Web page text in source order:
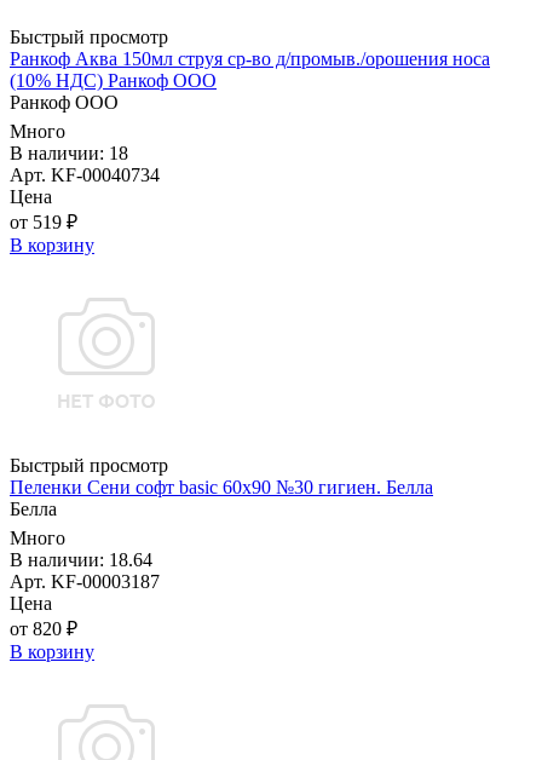
Быстрый просмотр
Ранкоф Аква 150мл струя ср-во д/промыв./орошения носа
(10% НДС) Ранкоф ООО
Ранкоф ООО
Много
В наличии: 18
Арт. KF-00040734
Цена
от 519 ₽
В корзину
Быстрый просмотр
Пеленки Сени софт basiс 60х90 №30 гигиен. Белла
Белла
Много
В наличии: 18.64
Арт. KF-00003187
Цена
от 820 ₽
В корзину